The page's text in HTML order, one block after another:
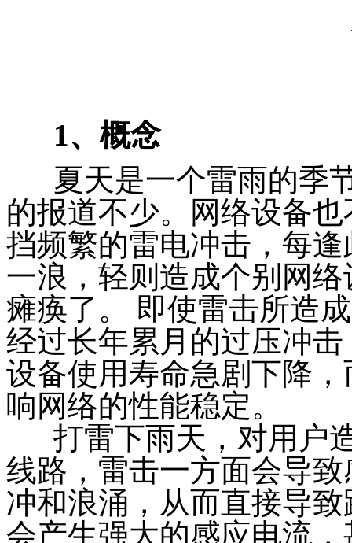
1、概念
夏天是一个雷雨的季
的报道不少。网络设备
挡频繁的雷电冲击，每
一浪，轻则造成个别网
瘫痪了。
即使雷击所造
经过长年累月的过压冲
设备使用寿命急剧下降
响网络的性能稳定。
打雷下雨天，对用户
线路，雷击一方面会导
冲和浪涌，从而直接导
会产生强大的感应电流